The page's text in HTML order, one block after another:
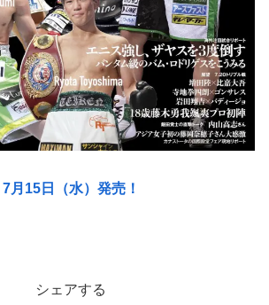
7月15日（水）発売！
シェアする